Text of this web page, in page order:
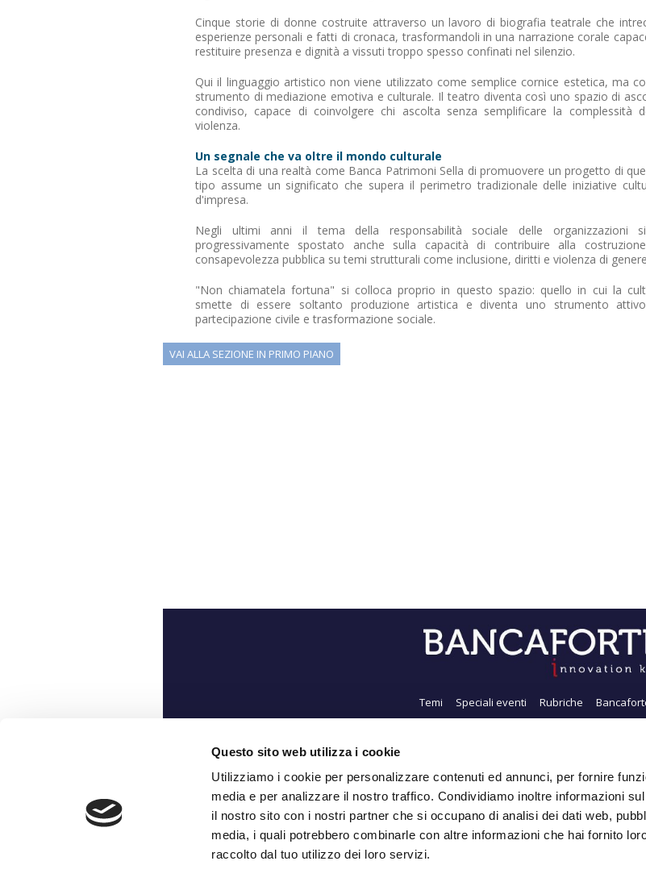
Questo sito web utilizza i cookie
Utilizziamo i cookie per personalizzare contenuti ed annunci, per fornire
media e per analizzare il nostro traffico. Condividiamo inoltre informazioni
il nostro sito con i nostri partner che si occupano di analisi dei dati web,
media, i quali potrebbero combinarle con altre informazioni che hai fornito
raccolto dal tuo utilizzo dei loro servizi.
Cinque storie di donne costruite attraverso un lavoro di biografia teatrale che
esperienze personali e fatti di cronaca, trasformandoli in una narrazione corale
restituire presenza e dignità a vissuti troppo spesso confinati nel silenzio.
Qui il linguaggio artistico non viene utilizzato come semplice cornice estetica, ma
strumento di mediazione emotiva e culturale. Il teatro diventa così uno spazio di
condiviso, capace di coinvolgere chi ascolta senza semplificare la complessità
violenza.
Un segnale che va oltre il mondo culturale
La scelta di una realtà come Banca Patrimoni Sella di promuovere un progetto di
tipo assume un significato che supera il perimetro tradizionale delle iniziative
d'impresa.
Negli ultimi anni il tema della responsabilità sociale delle organizzazioni
progressivamente spostato anche sulla capacità di contribuire alla
consapevolezza pubblica su temi strutturali come inclusione, diritti e violenza di
"Non chiamatela fortuna" si colloca proprio in questo spazio: quello in cui la
smette di essere soltanto produzione artistica e diventa uno strumento
partecipazione civile e trasformazione sociale.
VAI ALLA SEZIONE IN PRIMO PIANO
Temi Speciali eventi Rubriche
Chi siamo
Iscriviti alla Newsletter